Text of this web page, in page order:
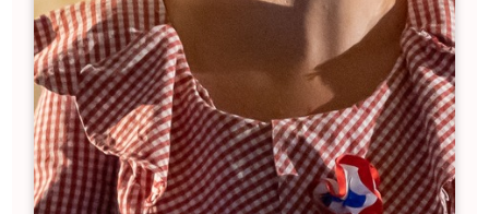
rendez-vous gourmands et plongez dans l'histoire
grâce à nos manifestations culturelles vivifiantes.
Ressentez l'adrénaline des compétitions sportives
et partagez des moments de bonheur en famille
avec nos animations spéciales. Explorez un éventail
d'expériences vibrantes qui dévoilent toute la
richesse de notre région.
Filtres 53 Résultat(s)